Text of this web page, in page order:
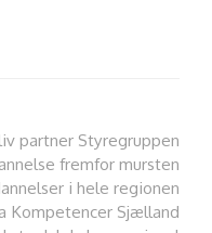
partner Styregruppen
fremfor mursten
i hele regionen
Kompetencer Sjælland